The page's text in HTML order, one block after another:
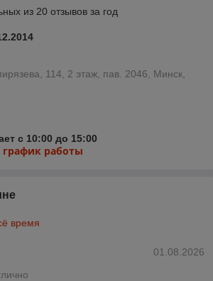
из 20 отзывов за год
114, 2 этаж, пав. 2046, Минск,
с 10:00 до 15:00
график работы
время
01.08.2026